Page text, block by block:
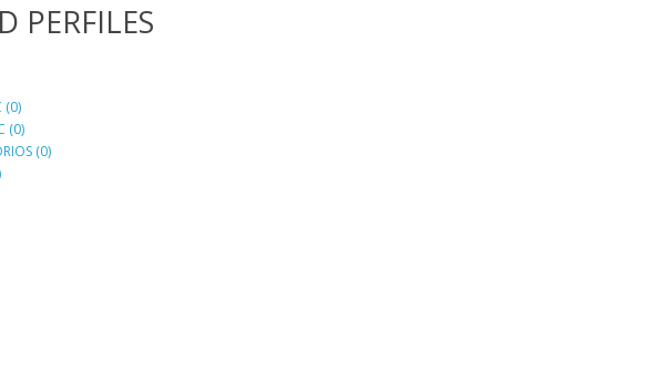
PERFILES
(0)
(0)
(0)